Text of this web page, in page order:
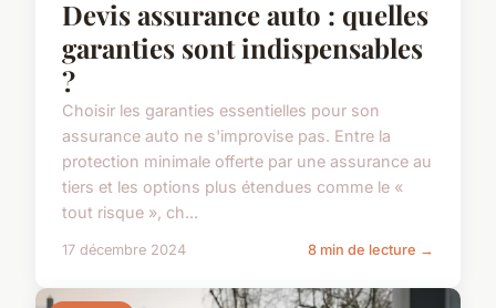
Devis assurance auto : quelles
garanties sont indispensables
?
Choisir les garanties essentielles pour son
assurance auto ne s'improvise pas. Entre la
protection minimale offerte par une assurance au
tiers et les options plus étendues comme le «
tout risque », ch...
17 décembre 2024 8 min de lecture →